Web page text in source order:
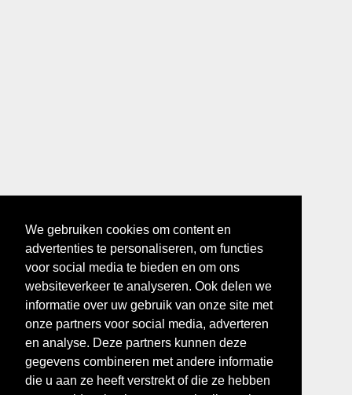
We gebruiken cookies om content en
advertenties te personaliseren, om functies
voor social media te bieden en om ons
websiteverkeer te analyseren. Ook delen we
informatie over uw gebruik van onze site met
onze partners voor social media, adverteren
en analyse. Deze partners kunnen deze
gegevens combineren met andere informatie
die u aan ze heeft verstrekt of die ze hebben